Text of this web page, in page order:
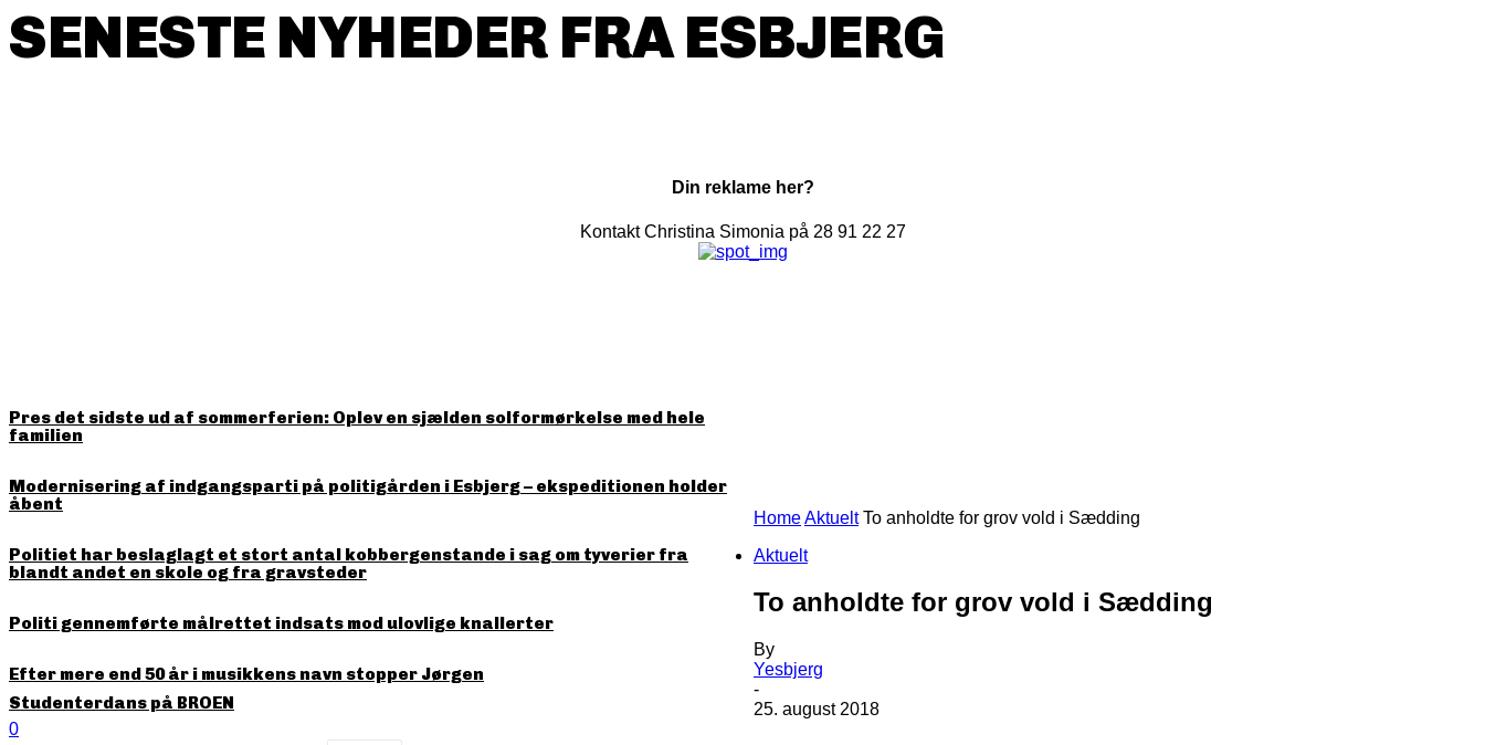
SENESTE NYHEDER FRA ESBJERG
Din reklame her?
Kontakt Christina Simonia på 28 91 22 27
Pres det sidste ud af sommerferien: Oplev en sjælden solformørkelse med hele
familien
Modernisering af indgangsparti på politigården i Esbjerg – ekspeditionen holder
åbent
Politiet har beslaglagt et stort antal kobbergenstande i sag om tyverier fra
blandt andet en skole og fra gravsteder
Politi gennemførte målrettet indsats mod ulovlige knallerter
Efter mere end 50 år i musikkens navn stopper Jørgen
Studenterdans på BROEN
HomeAktuelt To anholdte for grov vold i Sædding
Aktuelt
To anholdte for grov vold i Sædding
By
Yesbjerg
-
25. august 2018
0